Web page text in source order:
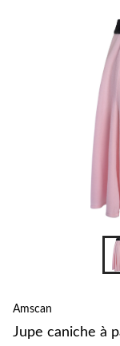
Amscan
Jupe caniche à